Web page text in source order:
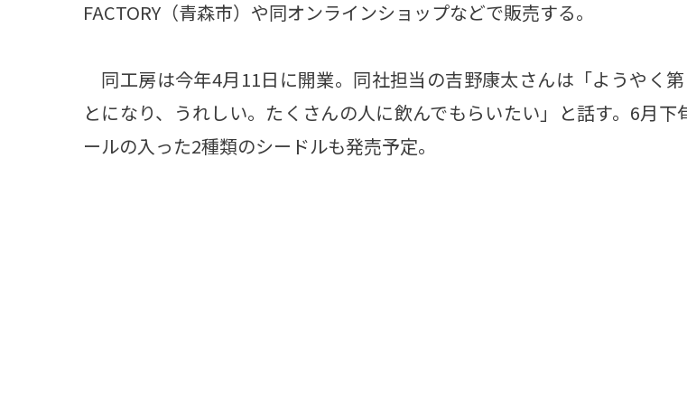
FACTORY（青森市）や同オンラインショップなどで販売する。
同工房は今年4月11日に開業。同社担当の吉野康太さんは「ようやく
とになり、うれしい。たくさんの人に飲んでもらいたい」と話す。6月下
ールの入った2種類のシードルも発売予定。